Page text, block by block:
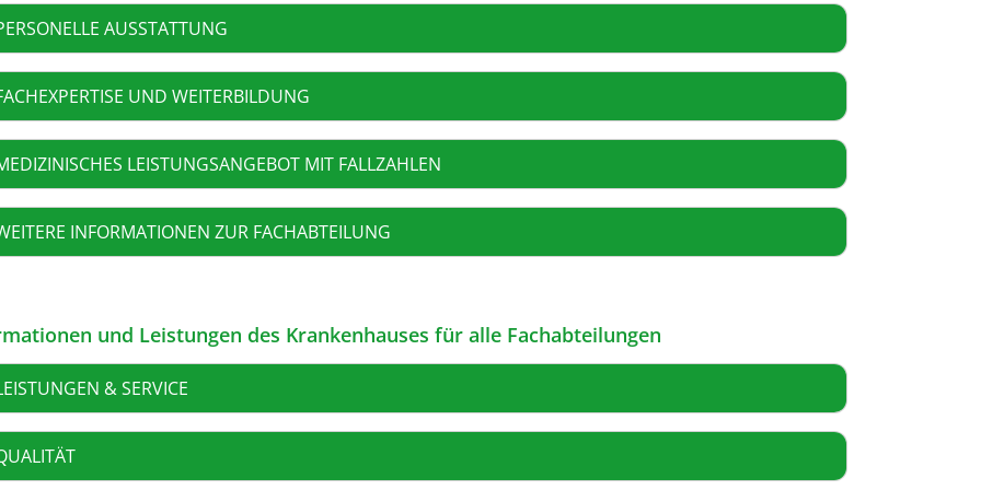
AUSSTATTUNG
UND WEITERBILDUNG
LEISTUNGSANGEBOT MIT FALLZAHLEN
INFORMATIONEN ZUR FACHABTEILUNG
und Leistungen des Krankenhauses für alle Fachabteilungen
& SERVICE